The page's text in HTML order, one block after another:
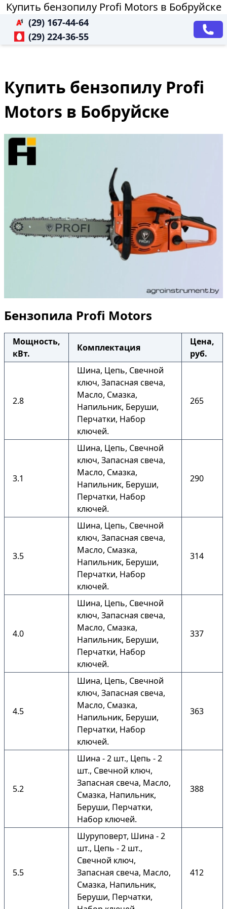
Купить бензопилу Profi Motors в Бобруйске
(29) 167-44-64
(29) 224-36-55
Купить бензопилу Profi
Motors в Бобруйске
Бензопила Profi Motors
Мощность,
кВт.
Комплектация
Цена,
руб.
2.8
Шина, Цепь, Свечной
ключ, Запасная свеча,
Масло, Смазка,
Напильник, Беруши,
Перчатки, Набор
ключей.
265
3.1
Шина, Цепь, Свечной
ключ, Запасная свеча,
Масло, Смазка,
Напильник, Беруши,
Перчатки, Набор
ключей.
290
3.5
Шина, Цепь, Свечной
ключ, Запасная свеча,
Масло, Смазка,
Напильник, Беруши,
Перчатки, Набор
ключей.
314
4.0
Шина, Цепь, Свечной
ключ, Запасная свеча,
Масло, Смазка,
Напильник, Беруши,
Перчатки, Набор
ключей.
337
4.5
Шина, Цепь, Свечной
ключ, Запасная свеча,
Масло, Смазка,
Напильник, Беруши,
Перчатки, Набор
ключей.
363
5.2
Шина - 2 шт., Цепь - 2
шт., Свечной ключ,
Запасная свеча, Масло,
Смазка, Напильник,
Беруши, Перчатки,
Набор ключей.
388
5.5
Шуруповерт, Шина - 2
шт., Цепь - 2 шт.,
Свечной ключ,
Запасная свеча, Масло,
Смазка, Напильник,
Беруши, Перчатки,
412